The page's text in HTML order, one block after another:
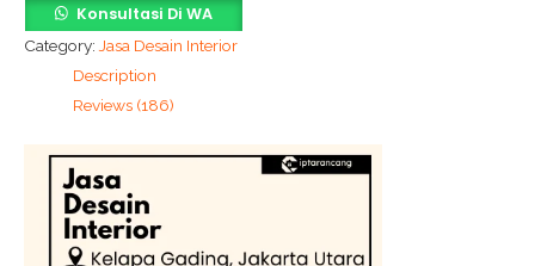
Konsultasi Di WA
Category: Jasa Desain Interior
Description
Reviews (186)